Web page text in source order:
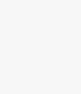
pour